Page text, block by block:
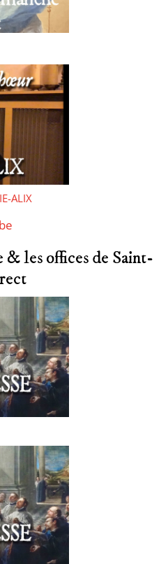
ALIX
& les offices de Saint-